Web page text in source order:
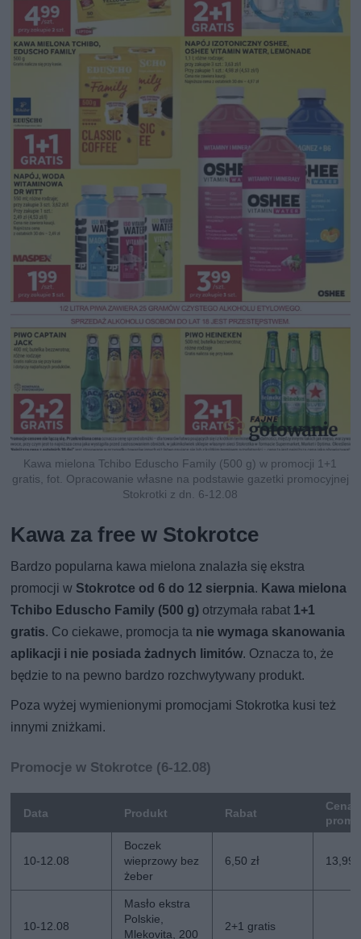
Kawa mielona Tchibo Eduscho Family (500 g) w promocji 1+1
gratis, fot. Opracowanie własne na podstawie gazetki promocyjnej
Stokrotki z dn. 6-12.08
Kawa za free w Stokrotce
Bardzo popularna kawa mielona znalazła się ekstra
promocji w Stokrotce od 6 do 12 sierpnia. Kawa mielona
Tchibo Eduscho Family (500 g) otrzymała rabat 1+1
gratis. Co ciekawe, promocja ta nie wymaga skanowania
aplikacji i nie posiada żadnych limitów. Oznacza to, że
będzie to na pewno bardzo rozchwytywany produkt.
Poza wyżej wymienionymi promocjami Stokrotka kusi też
innymi zniżkami.
Promocje w Stokrotce (6-12.08)
Data Produkt Rabat
Cena
10-12.08
Boczek
wieprzowy bez
żeber
6,50 zł 13,99
10-12.08
Masło ekstra
Polskie,
Mlekovita, 200
2+1 gratis